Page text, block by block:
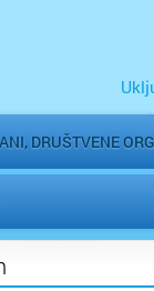
DRUŠTVENE